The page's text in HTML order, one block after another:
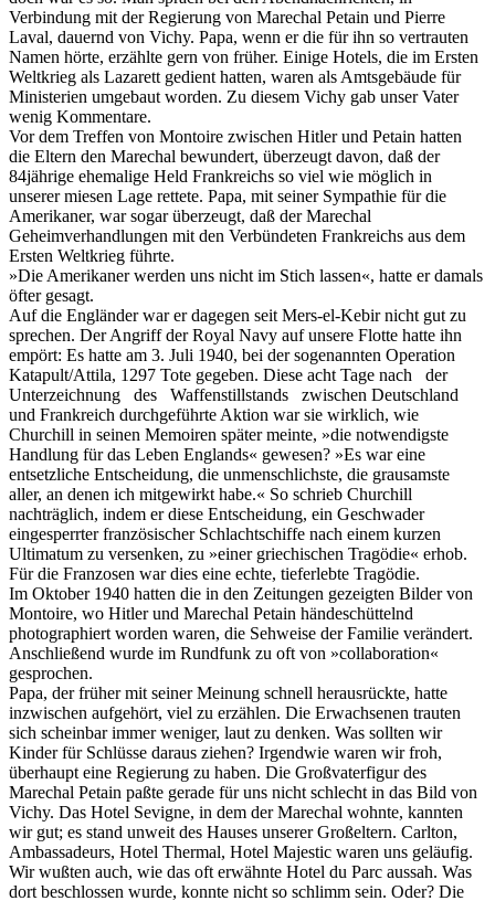
Verbindung mit der Regierung von Marechal Petain und Pierre
Laval, dauernd von Vichy. Papa, wenn er die für ihn so vertrauten
Namen hörte, erzählte gern von früher. Einige Hotels, die im Ersten
Weltkrieg als Lazarett gedient hatten, waren als Amtsgebäude für
Ministerien umgebaut worden. Zu diesem Vichy gab unser Vater
wenig Kommentare.
Vor dem Treffen von Montoire zwischen Hitler und Petain hatten
die Eltern den Marechal bewundert, überzeugt davon, daß der
84jährige ehemalige Held Frankreichs so viel wie möglich in
unserer miesen Lage rettete. Papa, mit seiner Sympathie für die
Amerikaner, war sogar überzeugt, daß der Marechal
Geheimverhandlungen mit den Verbündeten Frankreichs aus dem
Ersten Weltkrieg führte.
»Die Amerikaner werden uns nicht im Stich lassen«, hatte er damals
öfter gesagt.
Auf die Engländer war er dagegen seit Mers-el-Kebir nicht gut zu
sprechen. Der Angriff der Royal Navy auf unsere Flotte hatte ihn
empört: Es hatte am 3. Juli 1940, bei der sogenannten Operation
Katapult/Attila, 1297 Tote gegeben. Diese acht Tage nach der
Unterzeichnung des Waffenstillstands zwischen Deutschland
und Frankreich durchgeführte Aktion war sie wirklich, wie
Churchill in seinen Memoiren später meinte, »die notwendigste
Handlung für das Leben Englands« gewesen? »Es war eine
entsetzliche Entscheidung, die unmenschlichste, die grausamste
aller, an denen ich mitgewirkt habe.« So schrieb Churchill
nachträglich, indem er diese Entscheidung, ein Geschwader
eingesperrter französischer Schlachtschiffe nach einem kurzen
Ultimatum zu versenken, zu »einer griechischen Tragödie« erhob.
Für die Franzosen war dies eine echte, tieferlebte Tragödie.
Im Oktober 1940 hatten die in den Zeitungen gezeigten Bilder von
Montoire, wo Hitler und Marechal Petain händeschüttelnd
photographiert worden waren, die Sehweise der Familie verändert.
Anschließend wurde im Rundfunk zu oft von »collaboration«
gesprochen.
Papa, der früher mit seiner Meinung schnell herausrückte, hatte
inzwischen aufgehört, viel zu erzählen. Die Erwachsenen trauten
sich scheinbar immer weniger, laut zu denken. Was sollten wir
Kinder für Schlüsse daraus ziehen? Irgendwie waren wir froh,
überhaupt eine Regierung zu haben. Die Großvaterfigur des
Marechal Petain paßte gerade für uns nicht schlecht in das Bild von
Vichy. Das Hotel Sevigne, in dem der Marechal wohnte, kannten
wir gut; es stand unweit des Hauses unserer Großeltern. Carlton,
Ambassadeurs, Hotel Thermal, Hotel Majestic waren uns geläufig.
Wir wußten auch, wie das oft erwähnte Hotel du Parc aussah. Was
dort beschlossen wurde, konnte nicht so schlimm sein. Oder? Die